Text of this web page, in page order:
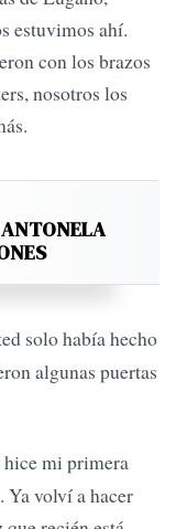
estuvimos ahí.
con los brazos
nosotros los
ANTONELA
solo había hecho
algunas puertas
mi primera
volví a hacer